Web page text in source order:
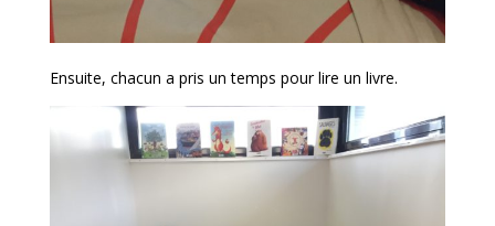
Ensuite, chacun a pris un temps pour lire un livre.